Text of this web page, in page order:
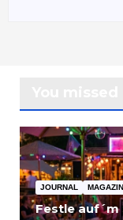
JOURNAL MAGAZIN
Festle